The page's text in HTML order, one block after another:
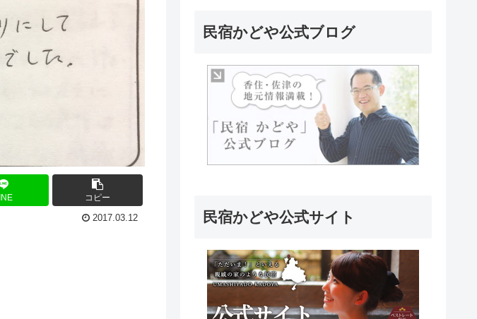
コピー
2017.03.12
民宿かどや公式ブログ
民宿かどや公式サイト